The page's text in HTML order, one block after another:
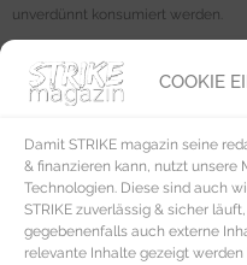
COOKIE
Damit STRIKE magazin seine
& finanzieren kann, nutzt unsere
Technologien. Diese sind auch
STRIKE zuverlässig & sicher
gegebenenfalls auch externe
relevante Inhalte gezeigt
unverdünnt konsumiert werden.
PFEFFERMINZE
erhältlich. Die Blätter sollten frei
Besten halten sich die Blätter in
Man kann sich Pfefferminze im
Getrocknete Pfefferminze